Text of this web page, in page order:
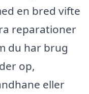
en bred vifte
reparationer
du har brug
op,
eller